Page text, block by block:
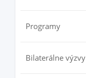
Programy
Bilaterálne výzvy